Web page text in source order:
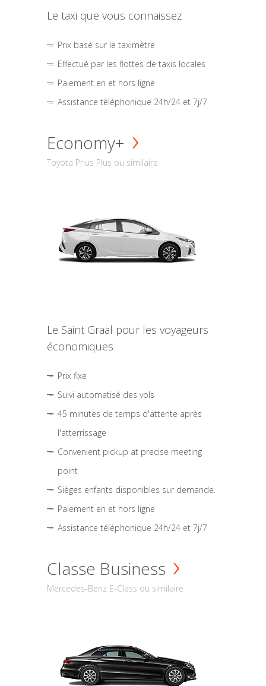
Le taxi que vous connaissez
Prix basé sur le taximètre
Effectué par les flottes de taxis locales
Paiement en et hors ligne
Assistance téléphonique 24h/24 et 7j/7
Economy+
Toyota Prius Plus ou similaire
Le Saint Graal pour les voyageurs
économiques
Prix fixe
Suivi automatisé des vols
45 minutes de temps d'attente après
l'atterrissage
Convenient pickup at precise meeting
point
Sièges enfants disponibles sur demande.
Paiement en et hors ligne
Assistance téléphonique 24h/24 et 7j/7
Classe Business
Mercedes-Benz E-Class ou similaire